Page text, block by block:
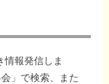
情報発信しま
」で検索、また